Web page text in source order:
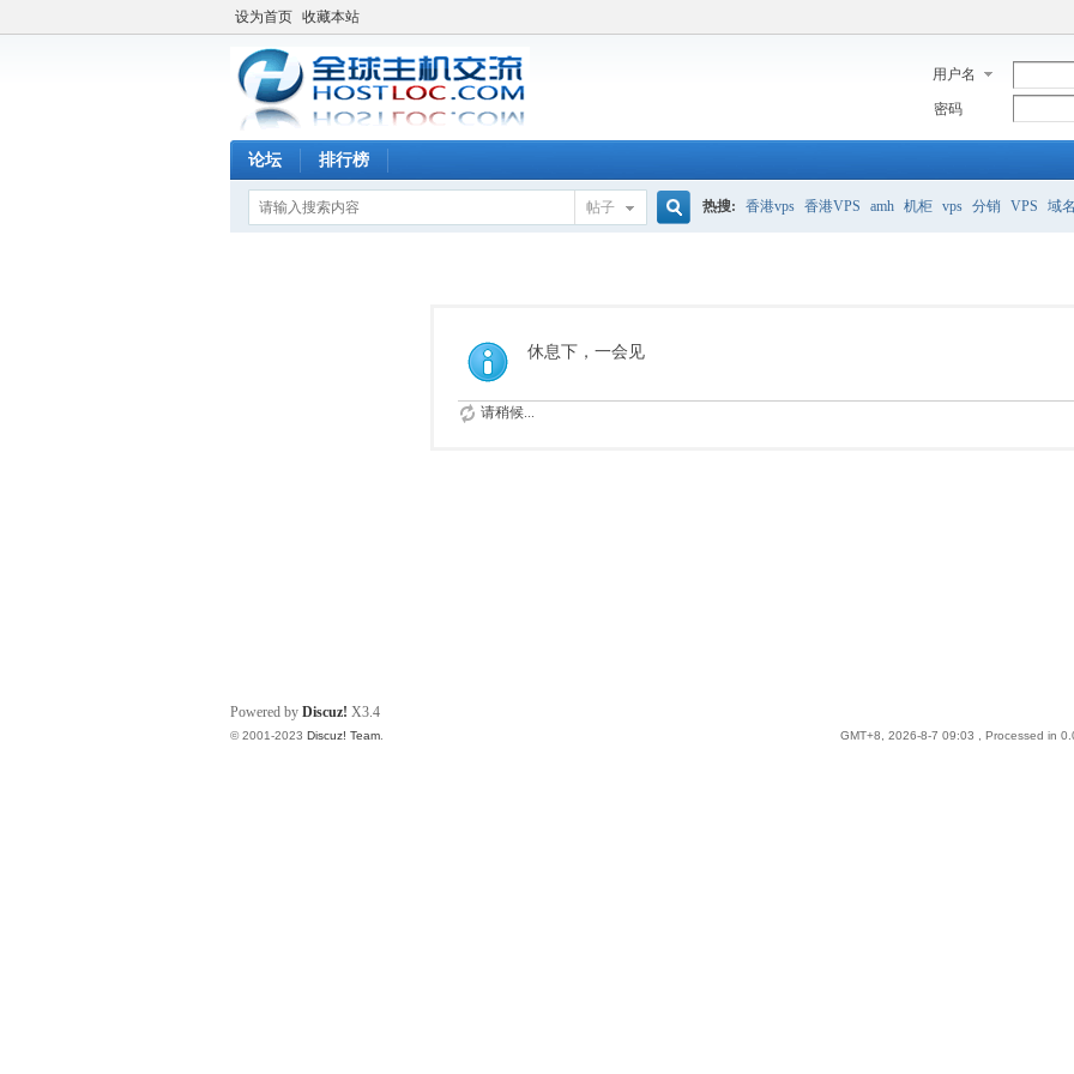
设为首页 收藏本站
用户名
密码
论坛 排行榜
帖子 热搜: 香港vps 香港VPS amh 机柜 vps 分销 VPS 域
休息下，一会见
请稍候...
GMT+8, 2026-8-7 09:03 , Processed in
Powered by Discuz! X3.4
© 2001-2023 Discuz! Team